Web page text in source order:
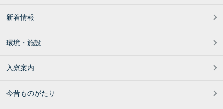
新着情報
環境・施設
入寮案内
今昔ものがたり